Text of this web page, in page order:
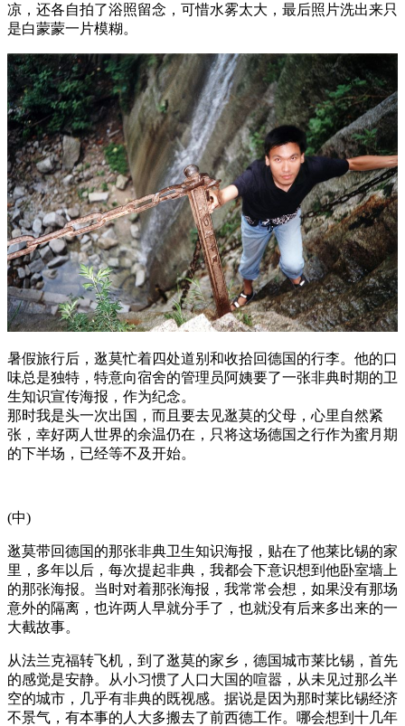
凉，还各自拍了浴照留念，可惜水雾太大，最后照片洗出来只
是白蒙蒙一片模糊。
暑假旅行后，逖莫忙着四处道别和收拾回德国的行李。他的口
味总是独特，特意向宿舍的管理员阿姨要了一张非典时期的卫
生知识宣传海报，作为纪念。
那时我是头一次出国，而且要去见逖莫的父母，心里自然紧
张，幸好两人世界的余温仍在，只将这场德国之行作为蜜月期
的下半场，已经等不及开始。
(中)
逖莫带回德国的那张非典卫生知识海报，贴在了他莱比锡的家
里，多年以后，每次提起非典，我都会下意识想到他卧室墙上
的那张海报。当时对着那张海报，我常常会想，如果没有那场
意外的隔离，也许两人早就分手了，也就没有后来多出来的一
大截故事。
从法兰克福转飞机，到了逖莫的家乡，德国城市莱比锡，首先
的感觉是安静。从小习惯了人口大国的喧嚣，从未见过那么半
空的城市，几乎有非典的既视感。据说是因为那时莱比锡经济
不景气，有本事的人大多搬去了前西德工作。哪会想到十几年